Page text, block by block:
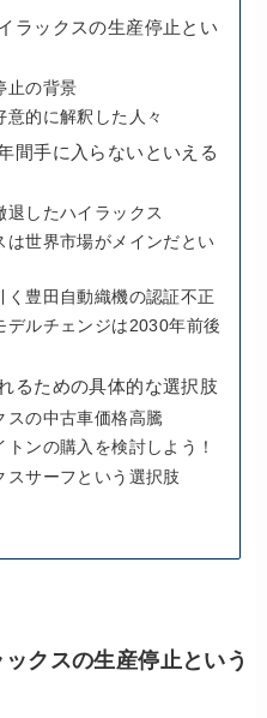
ラックスの生産停止とい
止の背景
意的に解釈した人々
間手に入らないといえる
退したハイラックス
は世界市場がメインだとい
く豊田自動織機の認証不正
デルチェンジは2030年前後
るための具体的な選択肢
スの中古車価格高騰
ンの購入を検討しよう！
スサーフという選択肢
クスの生産停止という